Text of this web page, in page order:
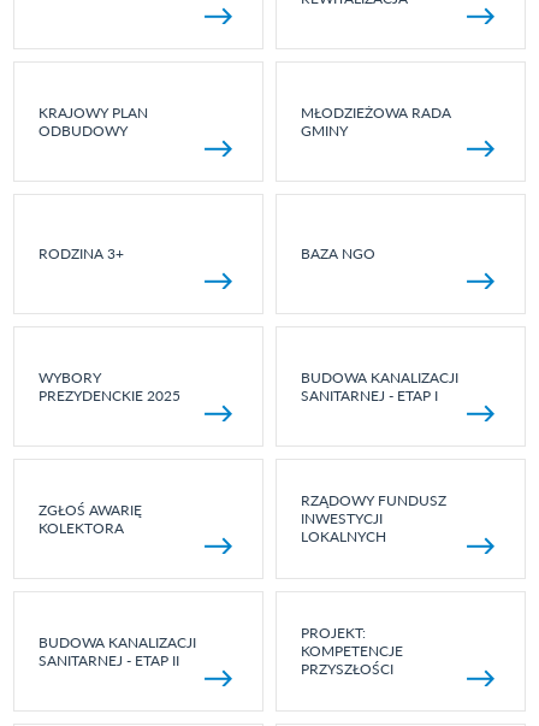
KRAJOWY PLAN
ODBUDOWY
MŁODZIEŻOWA RADA
GMINY
RODZINA 3+ BAZA NGO
WYBORY
PREZYDENCKIE 2025
BUDOWA KANALIZACJI
SANITARNEJ - ETAP I
ZGŁOŚ AWARIĘ
KOLEKTORA
RZĄDOWY FUNDUSZ
INWESTYCJI
LOKALNYCH
BUDOWA KANALIZACJI
SANITARNEJ - ETAP II
PROJEKT:
KOMPETENCJE
PRZYSZŁOŚCI